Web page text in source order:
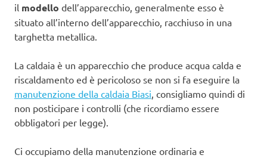
il modello dell’apparecchio, generalmente esso è
situato all’interno dell’apparecchio, racchiuso in una
targhetta metallica.
La caldaia è un apparecchio che produce acqua calda e
riscaldamento ed è pericoloso se non si fa eseguire la
manutenzione della caldaia Biasi , consigliamo quindi di
non posticipare i controlli (che ricordiamo essere
obbligatori per legge).
Ci occupiamo della manutenzione ordinaria e